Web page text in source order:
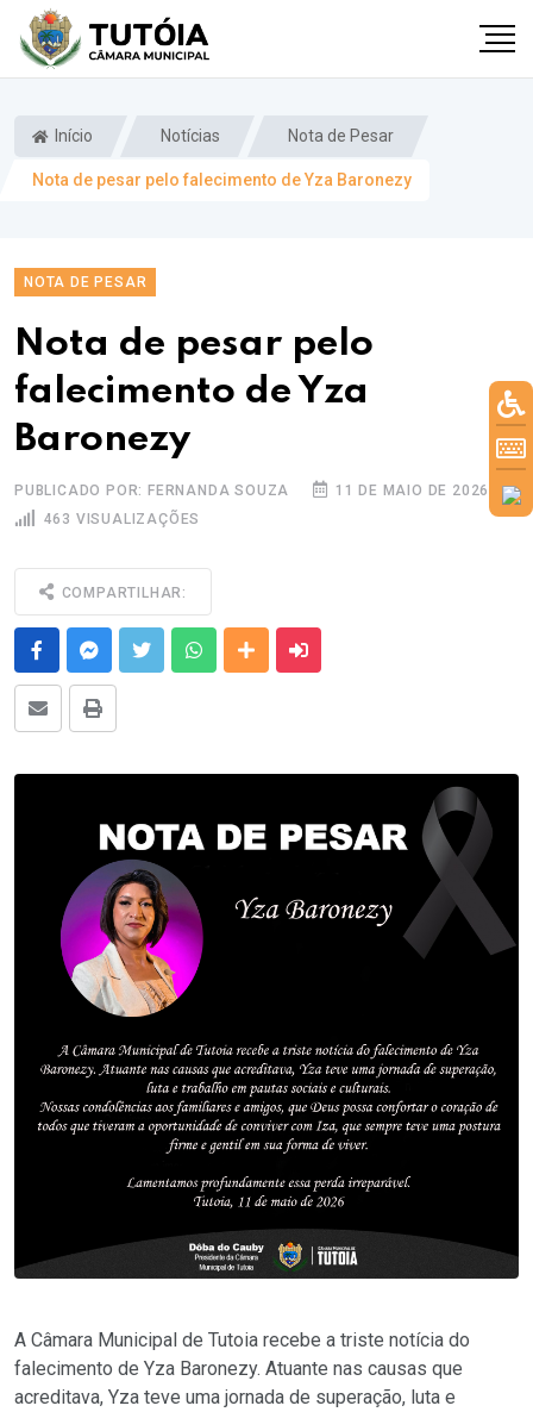
Início Notícias Nota de Pesar
Nota de pesar pelo falecimento de Yza Baronezy
NOTA DE PESAR
Nota de pesar pelo
falecimento de Yza
Baronezy
PUBLICADO POR: FERNANDA SOUZA
11 DE MAIO DE 2026
463 VISUALIZAÇÕES
COMPARTILHAR:
FacebookMessenger
Twitter WhatsappOutras Mídias
E-mail
A Câmara Municipal de Tutoia recebe a triste notícia do
falecimento de Yza Baronezy. Atuante nas causas que
acreditava, Yza teve uma jornada de superação, luta e